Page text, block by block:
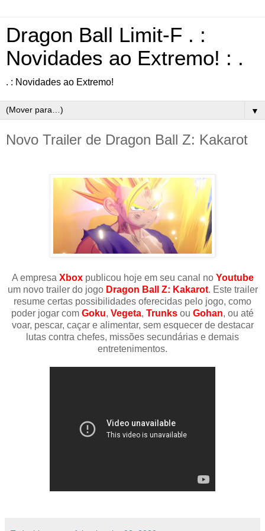
Dragon Ball Limit-F . :
Novidades ao Extremo! : .
. : Novidades ao Extremo!
▼
Novo Trailer de Dragon Ball Z: Kakarot
A empresa Xboxpublicou hoje em seu canal no Youtube
um novo trailer do jogo Dragon Ball Z: Kakarot. Este trailer
resume certas possibilidades oferecidas pelo jogo, como
poder jogar com Goku, Vegeta, Trunks ou Gohan, ou até
voar, pescar, caçar e alimentar, sem esquecer de destacar
lutas contra chefes, missões secundárias e demais
entretenimentos.